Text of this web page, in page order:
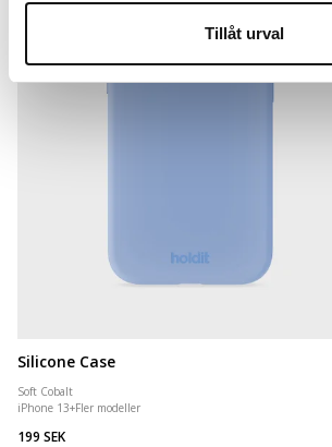
Tillåt urval
Silicone Case
Soft Cobalt
iPhone 13+Fler modeller
199 SEK